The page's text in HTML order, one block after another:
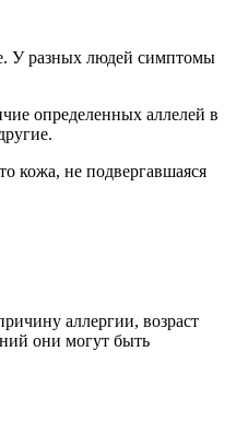
У разных людей симптомы
определенных аллелей в
кожа, не подвергавшаяся
аллергии, возраст
они могут быть